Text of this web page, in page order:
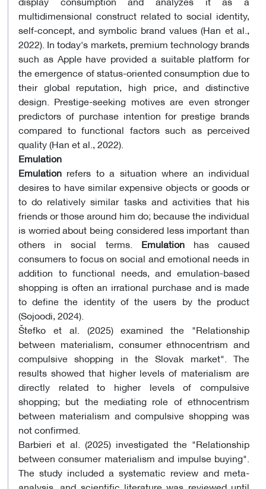
multidimensional construct related to social identity,
self-concept, and symbolic brand values ​​(Han et al.,
2022). In today's markets, premium technology brands
such as Apple have provided a suitable platform for
the emergence of status-oriented consumption due to
their global reputation, high price, and distinctive
design. Prestige-seeking motives are even stronger
predictors of purchase intention for prestige brands
compared to functional factors such as perceived
quality (Han et al., 2022).
Emulation
Emulation refers to a situation where an individual
desires to have similar expensive objects or goods or
to do relatively similar tasks and activities that his
friends or those around him do; because the individual
is worried about being considered less important than
others in social terms. Emulationhas caused
consumers to focus on social and emotional needs in
addition to functional needs, and emulation-based
shopping is often an irrational purchase and is made
to define the identity of the users by the product
(Sojoodi, 2024).
Štefko et al. (2025) examined the "Relationship
between materialism, consumer ethnocentrism and
compulsive shopping in the Slovak market". The
results showed that higher levels of materialism are
directly related to higher levels of compulsive
shopping; but the mediating role of ethnocentrism
between materialism and compulsive shopping was
not confirmed.
Barbieri et al. (2025) investigated the "Relationship
between consumer materialism and impulse buying".
The study included a systematic review and meta-